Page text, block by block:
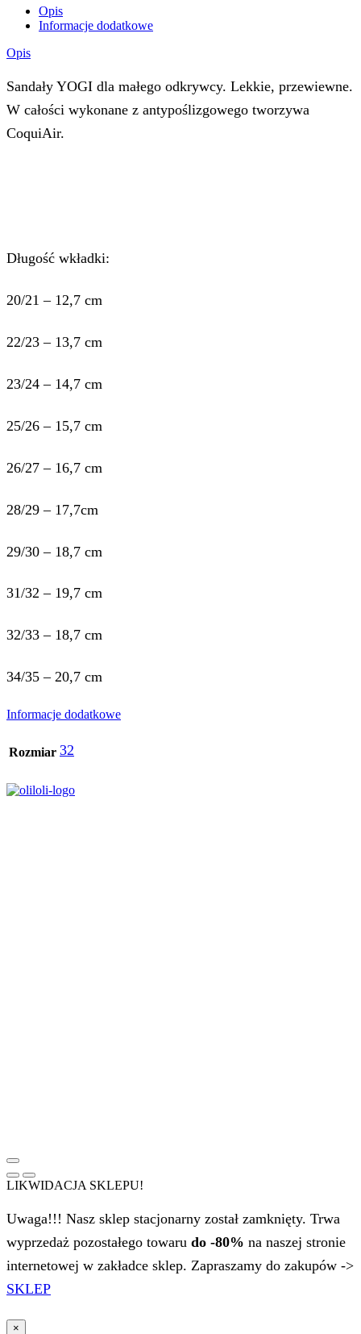
Opis
Informacje dodatkowe
Opis
Sandały YOGI dla małego odkrywcy. Lekkie, przewiewne.
W całości wykonane z antypoślizgowego tworzywa
CoquiAir.
Długość wkładki:
20/21 – 12,7 cm
22/23 – 13,7 cm
23/24 – 14,7 cm
25/26 – 15,7 cm
26/27 – 16,7 cm
28/29 – 17,7cm
29/30 – 18,7 cm
31/32 – 19,7 cm
32/33 – 18,7 cm
34/35 – 20,7 cm
Informacje dodatkowe
Rozmiar 32
LIKWIDACJA SKLEPU!
Uwaga!!! Nasz sklep stacjonarny został zamknięty. Trwa
wyprzedaż pozostałego towaru do -80% na naszej stronie
internetowej w zakładce sklep. Zapraszamy do zakupów ->
SKLEP
×